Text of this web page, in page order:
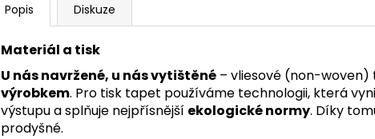
Popis Diskuze
Materiál a tisk
U nás navržené, u nás vytištěné – vliesové (non-woven)
výrobkem. Pro tisk tapet používáme technologii, která
výstupu a splňuje nejpřísnější ekologické normy. Díky
prodyšné.